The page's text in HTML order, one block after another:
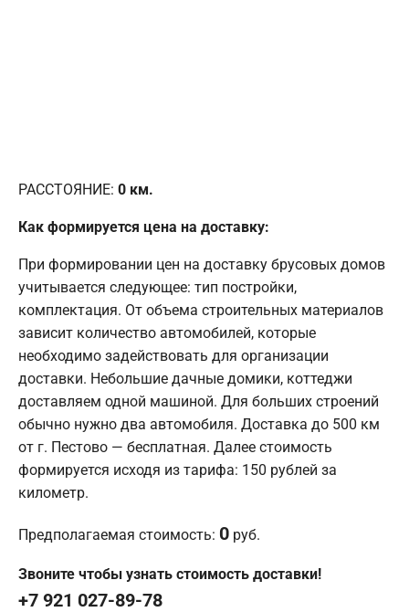
РАССТОЯНИЕ: 0 км.
Как формируется цена на доставку:
При формировании цен на доставку брусовых домов
учитывается следующее: тип постройки,
комплектация. От объема строительных материалов
зависит количество автомобилей, которые
необходимо задействовать для организации
доставки. Небольшие дачные домики, коттеджи
доставляем одной машиной. Для больших строений
обычно нужно два автомобиля. Доставка до 500 км
от г. Пестово — бесплатная. Далее стоимость
формируется исходя из тарифа: 150 рублей за
километр.
Предполагаемая стоимость: 0 руб.
Звоните чтобы узнать стоимость доставки!
+7 921 027-89-78